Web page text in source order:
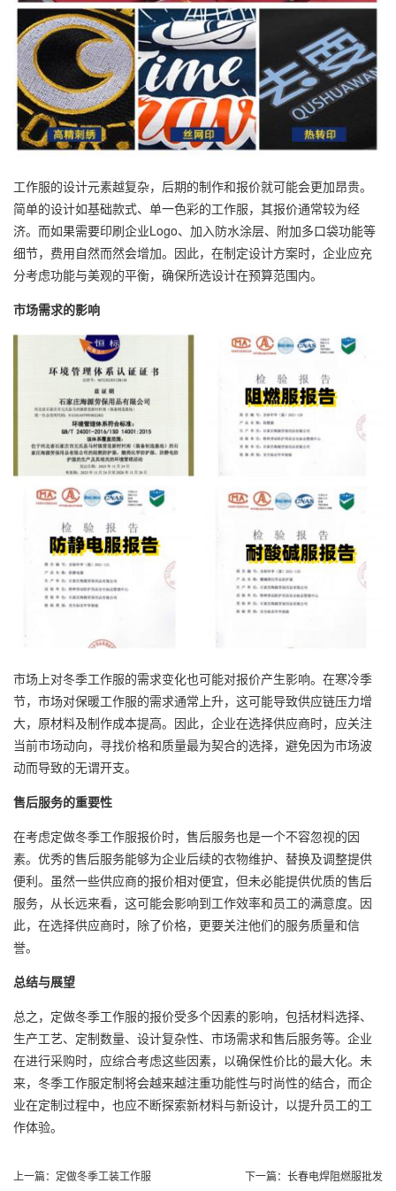
工作服的设计元素越复杂，后期的制作和报价就可能会更加昂贵。
简单的设计如基础款式、单一色彩的工作服，其报价通常较为经
济。而如果需要印刷企业Logo、加入防水涂层、附加多口袋功能等
细节，费用自然而然会增加。因此，在制定设计方案时，企业应充
分考虑功能与美观的平衡，确保所选设计在预算范围内。
市场需求的影响
市场上对冬季工作服的需求变化也可能对报价产生影响。在寒冷季
节，市场对保暖工作服的需求通常上升，这可能导致供应链压力增
大，原材料及制作成本提高。因此，企业在选择供应商时，应关注
当前市场动向，寻找价格和质量最为契合的选择，避免因为市场波
动而导致的无谓开支。
售后服务的重要性
在考虑定做冬季工作服报价时，售后服务也是一个不容忽视的因
素。优秀的售后服务能够为企业后续的衣物维护、替换及调整提供
便利。虽然一些供应商的报价相对便宜，但未必能提供优质的售后
服务，从长远来看，这可能会影响到工作效率和员工的满意度。因
此，在选择供应商时，除了价格，更要关注他们的服务质量和信
誉。
总结与展望
总之，定做冬季工作服的报价受多个因素的影响，包括材料选择、
生产工艺、定制数量、设计复杂性、市场需求和售后服务等。企业
在进行采购时，应综合考虑这些因素，以确保性价比的最大化。未
来，冬季工作服定制将会越来越注重功能性与时尚性的结合，而企
业在定制过程中，也应不断探索新材料与新设计，以提升员工的工
作体验。
上一篇： 定做冬季工装工作服 下一篇： 长春电焊阻燃服批发